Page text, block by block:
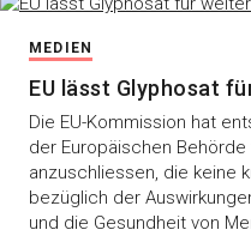
MEDIEN
EU lässt Glyphosat
Die EU-Kommission hat
der Europäischen
anzuschliessen, die keine
bezüglich der
und die Gesundheit von